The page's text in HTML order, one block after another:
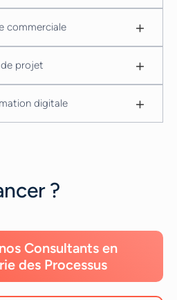
commerciale +
projet +
digitale +
?
Consultants en
des Processus